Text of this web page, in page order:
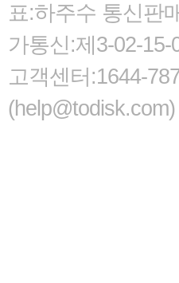
표:하주수 통신판
가통신:제3-02-15-
고객센터:1644-